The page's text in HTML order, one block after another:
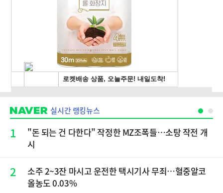
실시간 랭킹뉴스
1
"돈 되는 건 다한다" 작정한 MZ조폭들…소탕 작전 개
시
2
소주 2~3잔 마시고 운전한 택시기사 무죄…혈중알코
올농도 0.03%